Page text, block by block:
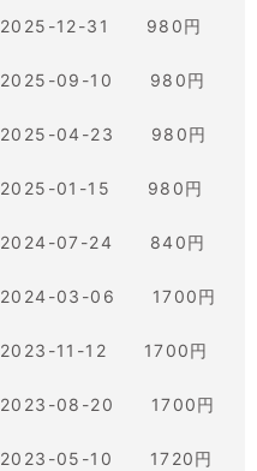
2025-12-31 980円
2025-09-10 980円
2025-04-23 980円
2025-01-15 980円
2024-07-24 840円
2024-03-06 1700円
2023-11-12 1700円
2023-08-20 1700円
2023-05-10 1720円